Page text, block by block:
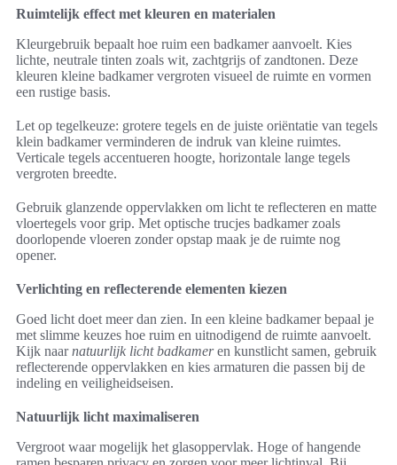
Ruimtelijk effect met kleuren en materialen
Kleurgebruik bepaalt hoe ruim een badkamer aanvoelt. Kies
lichte, neutrale tinten zoals wit, zachtgrijs of zandtonen. Deze
kleuren kleine badkamer vergroten visueel de ruimte en vormen
een rustige basis.
Let op tegelkeuze: grotere tegels en de juiste oriëntatie van tegels
klein badkamer verminderen de indruk van kleine ruimtes.
Verticale tegels accentueren hoogte, horizontale lange tegels
vergroten breedte.
Gebruik glanzende oppervlakken om licht te reflecteren en matte
vloertegels voor grip. Met optische trucjes badkamer zoals
doorlopende vloeren zonder opstap maak je de ruimte nog
opener.
Verlichting en reflecterende elementen kiezen
Goed licht doet meer dan zien. In een kleine badkamer bepaal je
met slimme keuzes hoe ruim en uitnodigend de ruimte aanvoelt.
Kijk naarnatuurlijk licht badkameren kunstlicht samen, gebruik
reflecterende oppervlakken en kies armaturen die passen bij de
indeling en veiligheidseisen.
Natuurlijk licht maximaliseren
Vergroot waar mogelijk het glasoppervlak. Hoge of hangende